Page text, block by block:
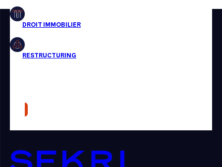
Restructuring
Presse